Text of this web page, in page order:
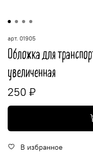
арт. 01905
Обложка для
увеличенная
250 ₽
В избранное